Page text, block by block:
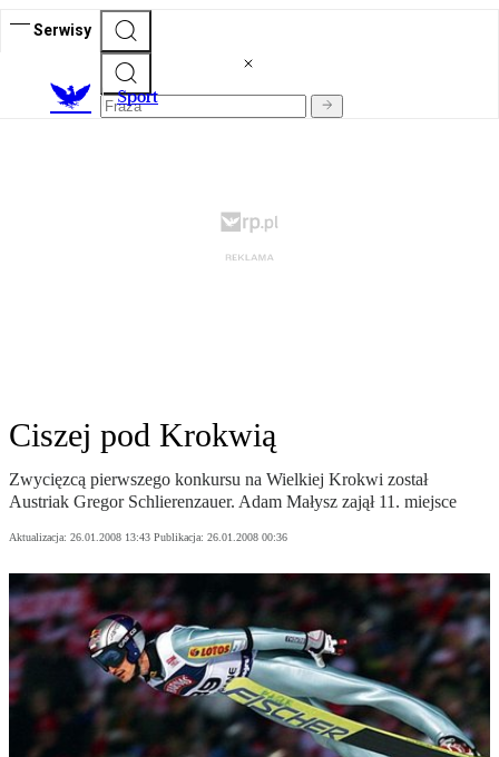
Serwisy
Sport
Ciszej pod Krokwią
Zwycięzcą pierwszego konkursu na Wielkiej Krokwi został
Austriak Gregor Schlierenzauer. Adam Małysz zajął 11. miejsce
Aktualizacja: 26.01.2008 13:43 Publikacja: 26.01.2008 00:36